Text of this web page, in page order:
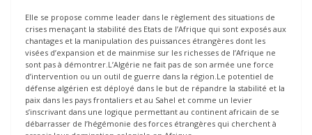
Elle se propose comme leader dans le règlement des situations de
crises menaçant la stabilité des Etats de l’Afrique qui sont exposés aux
chantages et la manipulation des puissances étrangères dont les
visées d’expansion et de mainmise sur les richesses de l’Afrique ne
sont pas à démontrer.L’Algérie ne fait pas de son armée une force
d’intervention ou un outil de guerre dans la région.Le potentiel de
défense algérien est déployé dans le but de répandre la stabilité et la
paix dans les pays frontaliers et au Sahel et comme un levier
s’inscrivant dans une logique permettant au continent africain de se
débarrasser de l’hégémonie des forces étrangères qui cherchent à